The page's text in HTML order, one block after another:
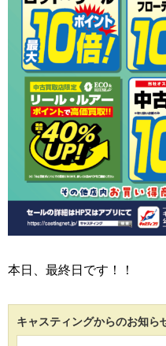
本日、最終日です！！
キャスティングからのお知ら